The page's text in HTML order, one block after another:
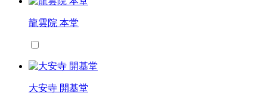
龍雲院 本堂
大安寺 開基堂